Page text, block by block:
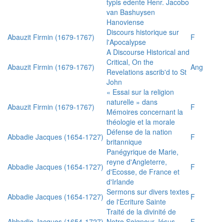
van Bashuysen
Hanoviense
Abauzit Firmin (1679-1767)
Discours historique sur
l'Apocalypse
F
Abauzit Firmin (1679-1767)
A Discourse Historical and
Critical, On the
Revelations ascrib'd to St
John
Ang
Abauzit Firmin (1679-1767)
« Essai sur la religion
naturelle » dans
Mémoires concernant la
théologie et la morale
F
Abbadie Jacques (1654-1727) Défense de la nation
britannique
F
Abbadie Jacques (1654-1727)
Panégyrique de Marie,
reyne d'Angleterre,
d'Ecosse, de France et
d'Irlande
F
Abbadie Jacques (1654-1727) Sermons sur divers textes
de l'Ecriture Sainte
F
Traité de la divinité de